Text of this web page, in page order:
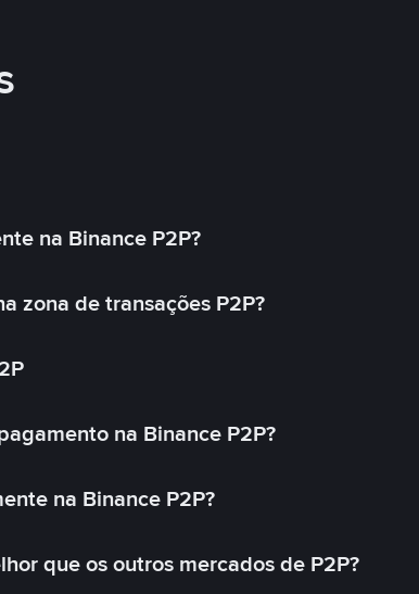
na Binance P2P?
zona de transações P2P?
na Binance P2P?
na Binance P2P?
que os outros mercados de P2P?